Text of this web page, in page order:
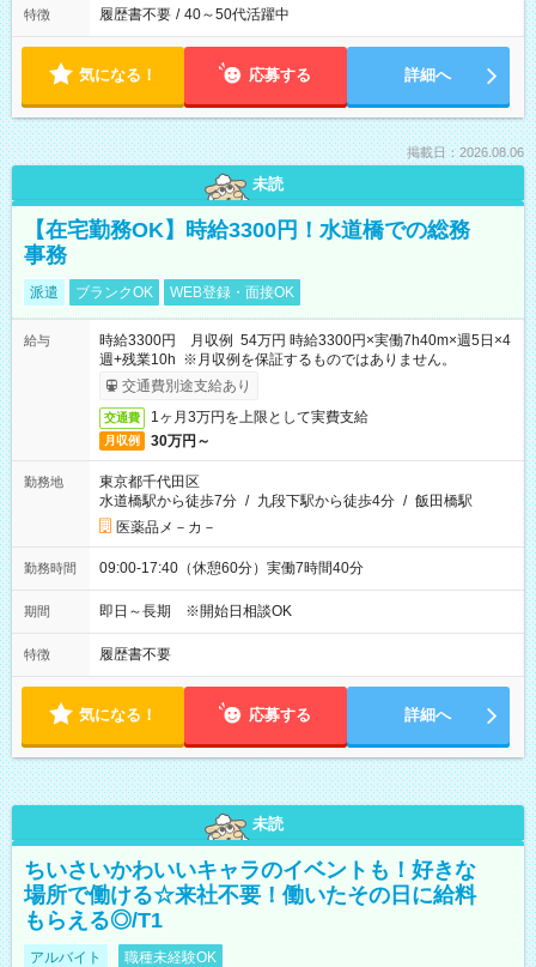
特徴 履歴書不要 / 40～50代活躍中
気になる！ 応募する 詳細へ
掲載日：2026.08.06
未読
【在宅勤務OK】時給3300円！水道橋での総務
事務
派遣 ブランクOK WEB登録・面接OK
給与
時給3300円 月収例 54万円 時給3300円×実働7h40m×週5日×4
週+残業10h ※月収例を保証するものではありません。
交通費別途支給あり
交通費 1ヶ月3万円を上限として実費支給
月収例 30万円～
勤務地
東京都千代田区
水道橋駅から徒歩7分 / 九段下駅から徒歩4分 / 飯田橋駅
医薬品メ－カ－
勤務時間 09:00-17:40（休憩60分）実働7時間40分
期間 即日～長期 ※開始日相談OK
特徴 履歴書不要
気になる！ 応募する 詳細へ
未読
ちいさいかわいいキャラのイベントも！好きな
場所で働ける☆来社不要！働いたその日に給料
もらえる◎/T1
アルバイト 職種未経験OK